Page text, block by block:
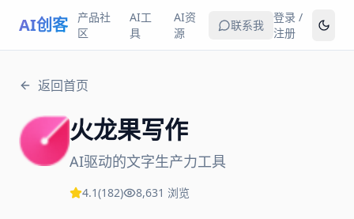
AI创客
产品社
区
AI工
具
AI资
源
联系我
登录 /
注册
返回首页
火龙果写作
AI驱动的文字生产力工具
4.1(182) 8,631 浏览